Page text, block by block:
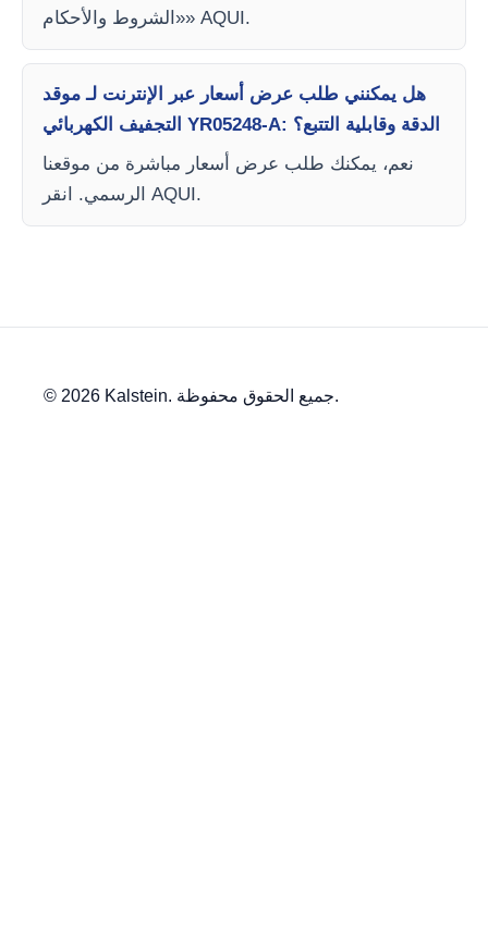
«الشروط والأحكام» AQUI.
هل يمكنني طلب عرض أسعار عبر الإنترنت لـ موقد
التجفيف الكهربائي YR05248-A: الدقة وقابلية التتبع؟
نعم، يمكنك طلب عرض أسعار مباشرة من موقعنا
الرسمي. انقر AQUI.
© 2026 Kalstein. جميع الحقوق محفوظة.